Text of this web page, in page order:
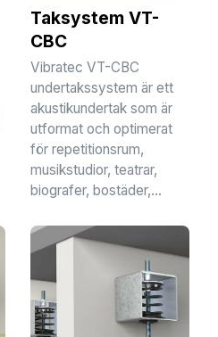
Taksystem VT-
CBC
Vibratec VT-CBC
undertakssystem är ett
akustikundertak som är
utformat och optimerat
för repetitionsrum,
musikstudior, teatrar,
biografer, bostäder,...